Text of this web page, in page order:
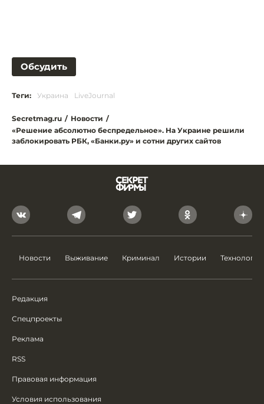
Обсудить
Теги: Украина LiveJournal
Secretmag.ru / Новости /
«Решение абсолютно беспредельное». На Украине решили
заблокировать РБК, «Банки.ру» и сотни других сайтов
Новости Выживание Криминал Истории Технологии
Редакция
Спецпроекты
Реклама
RSS
Правовая информация
Условия использования